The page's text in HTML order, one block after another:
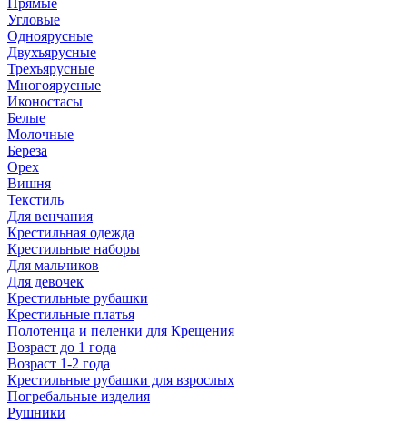
Прямые
Угловые
Одноярусные
Двухъярусные
Трехъярусные
Многоярусные
Иконостасы
Белые
Молочные
Береза
Орех
Вишня
Текстиль
Для венчания
Крестильная одежда
Крестильные наборы
Для мальчиков
Для девочек
Крестильные рубашки
Крестильные платья
Полотенца и пеленки для Крещения
Возраст до 1 года
Возраст 1-2 года
Крестильные рубашки для взрослых
Погребальные изделия
Рушники